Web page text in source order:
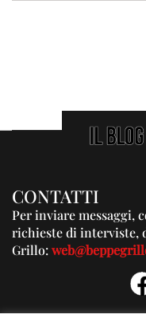
CONTATTI
Per inviare messaggi,
richieste di interviste,
Grillo: